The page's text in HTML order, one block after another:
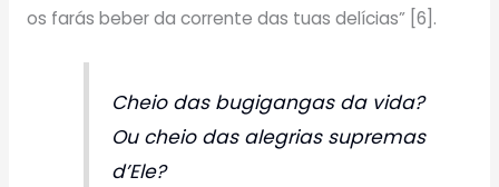
os farás beber da corrente das tuas delícias” [6].
Cheio das bugigangas da vida?
Ou cheio das alegrias supremas
d’Ele?